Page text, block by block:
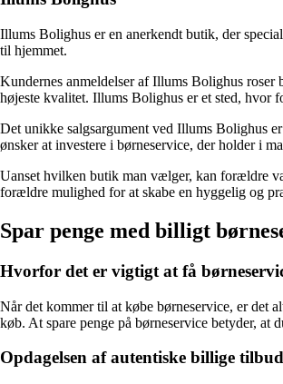
Illums Bolighus er en anerkendt butik, der
til hjemmet.
Kundernes anmeldelser af Illums Bolighus
højeste kvalitet. Illums Bolighus er et sted, hvor
Det unikke salgsargument ved Illums Bolighus
ønsker at investere i børneservice, der holder i
Uanset hvilken butik man vælger, kan forældre
forældre mulighed for at skabe en hyggelig og
Spar penge med billigt
Hvorfor det er vigtigt at få
Når det kommer til at købe børneservice, er det
køb. At spare penge på børneservice betyder,
Opdagelsen af autentiske billige tilbud